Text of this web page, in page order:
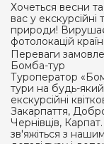
Хочеться весни
вас у екскурсійні
природи!
фотолокацій
Переваги
Бомба-тур
Туроператор
тури на будь-
екскурсійні
Закарпаття,
Чернівців,
зв'яжіться з